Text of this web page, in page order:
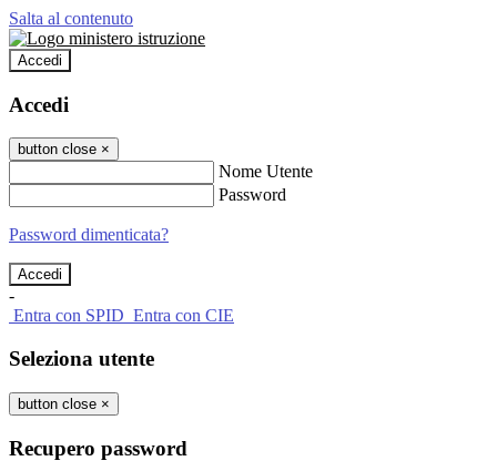
Salta al contenuto
Accedi
Accedi
button close ×
Nome Utente
Password
Password dimenticata?
-
Entra con SPID Entra con CIE
Seleziona utente
button close ×
Recupero password